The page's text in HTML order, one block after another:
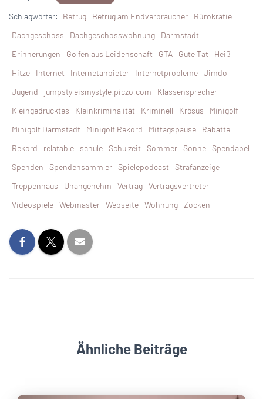
Schlagwörter: Betrug Betrug am Endverbraucher
Bürokratie
Dachgeschoss
Dachgeschosswohnung
Darmstadt
Erinnerungen
Golfen aus Leidenschaft GTA Gute Tat
Heiß
Hitze
Internet Internetanbieter Internetprobleme Jimdo
Jugend
jumpstyleismystyle.piczo.com
Klassensprecher
Kleingedrucktes
Kleinkriminalität Kriminell Krösus
Minigolf
Minigolf Darmstadt
Minigolf Rekord Mittagspause
Rabatte
Rekord
relatable schule Schulzeit Sommer Sonne Spendabel
Spenden
Spendensammler Spielepodcast
Strafanzeige
Treppenhaus
Unangenehm Vertrag Vertragsvertreter
Videospiele Webmaster Webseite Wohnung Zocken
Ähnliche Beiträge